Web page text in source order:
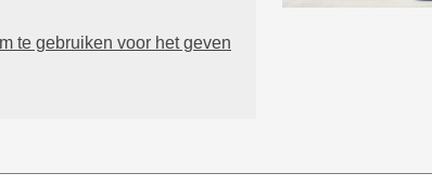
te gebruiken voor het geven